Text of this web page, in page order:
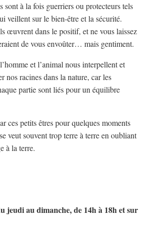
sont à la fois guerriers ou protecteurs tels
veillent sur le bien-être et la sécurité.
œuvrent dans le positif, et ne vous laissez
de vous envoûter… mais gentiment.
et l’animal nous interpellent et
nos racines dans la nature, car les
partie sont liés pour un équilibre
ces petits êtres pour quelques moments
veut souvent trop terre à terre en oubliant
à la terre.
jeudi au dimanche, de 14h à 18h et sur